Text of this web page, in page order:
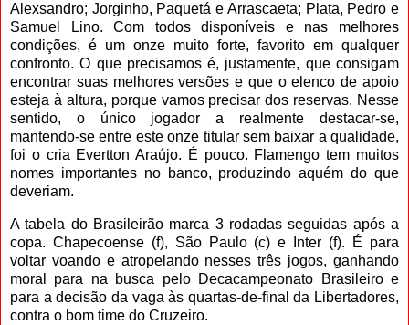
Alexsandro; Jorginho, Paquetá e Arrascaeta; Plata, Pedro e
Samuel Lino. Com todos disponíveis e nas melhores
condições, é um onze muito forte, favorito em qualquer
confronto. O que precisamos é, justamente, que consigam
encontrar suas melhores versões e que o elenco de apoio
esteja à altura, porque vamos precisar dos reservas. Nesse
sentido, o único jogador a realmente destacar-se,
mantendo-se entre este onze titular sem baixar a qualidade,
foi o cria Evertton Araújo. É pouco. Flamengo tem muitos
nomes importantes no banco, produzindo aquém do que
deveriam.
A tabela do Brasileirão marca 3 rodadas seguidas após a
copa. Chapecoense (f), São Paulo (c) e Inter (f). É para
voltar voando e atropelando nesses três jogos, ganhando
moral para na busca pelo Decacampeonato Brasileiro e
para a decisão da vaga às quartas-de-final da Libertadores,
contra o bom time do Cruzeiro.